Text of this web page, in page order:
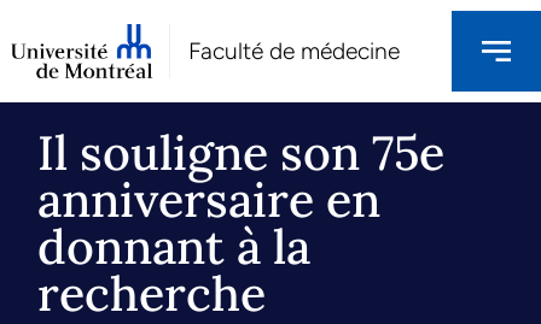
Faculté de médecine
Il souligne son 75e
anniversaire en
donnant à la
recherche